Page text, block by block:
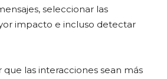
seleccionar las
impacto e incluso detectar
que las interacciones sean más